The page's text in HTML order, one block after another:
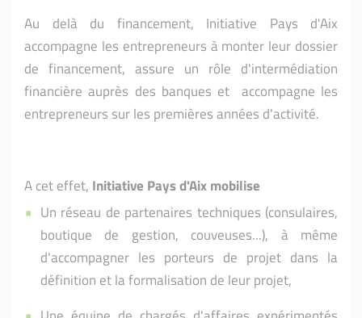
Au delà du financement, Initiative Pays d'Aix
accompagne les entrepreneurs à monter leur dossier
de financement, assure un rôle d'intermédiation
financière auprès des banques et accompagne les
entrepreneurs sur les premières années d'activité.
A cet effet, Initiative Pays d'Aixmobilise
Un réseau de partenaires techniques (consulaires,
boutique de gestion, couveuses...), à même
d'accompagner les porteurs de projet dans la
définition et la formalisation de leur projet,